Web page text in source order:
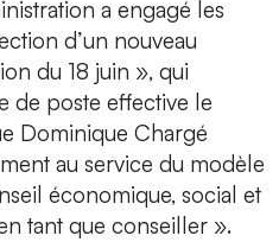
a engagé les
d’un nouveau
du 18 juin », qui
de poste effective le
Dominique Chargé
au service du modèle
économique, social et
tant que conseiller ».